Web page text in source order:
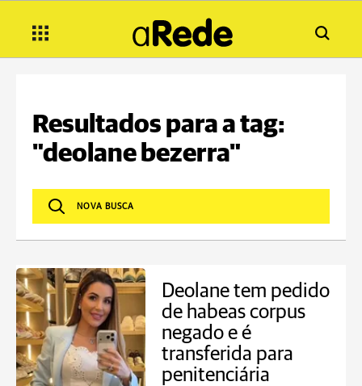
Resultados para a tag:
"deolane bezerra"
Deolane tem pedido
de habeas corpus
negado e é
transferida para
penitenciária